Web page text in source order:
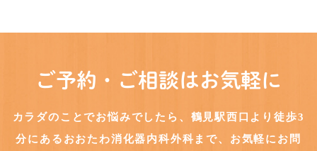
ご予約・ご相談はお気軽に
カラダのことでお悩みでしたら、鶴見駅西口より徒歩3
分にある おおたわ消化器内科外科まで、お気軽にお問